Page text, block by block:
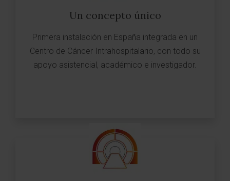
Un concepto único
Primera instalación en España integrada en un
Centro de Cáncer Intrahospitalario, con todo su
apoyo asistencial, académico e investigador.